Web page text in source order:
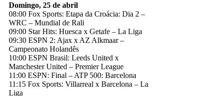
Domingo, 25 de abril
08:00 Fox Sports: Etapa da Croácia: Dia 2 –
WRC – Mundial de Rali
09:00 Star Hits: Huesca x Getafe – La Liga
09:30 ESPN 2: Ajax x AZ Alkmaar –
Campeonato Holandês
10:00 ESPN Brasil: Leeds United x
Manchester United – Premier League
11:00 ESPN: Final – ATP 500: Barcelona
11:15 Fox Sports: Villarreal x Barcelona – La
Liga